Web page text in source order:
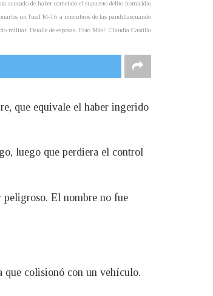
de haber cometido el supuesto delito homicidio
un fusil M-16 a miembros de las pandillascuando
militar. Detalle de esposas. Foto Más!: Claudia Castillo
que equivale el haber ingerido
luego que perdiera el control
peligroso. El nombre no fue
que colisionó con un vehículo.